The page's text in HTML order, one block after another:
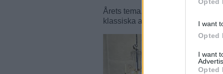
I want
Opted
I want
Opted
Årets tema, ”Musikaliska
klassiska anteckningsbok